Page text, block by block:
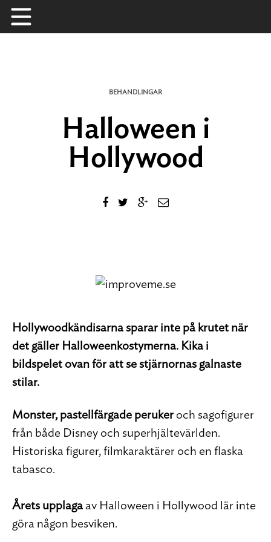
Skip
to
BEHANDLINGAR
Halloween i
Hollywood
Hollywoodkändisarna sparar inte på krutet när
det gäller Halloweenkostymerna. Kika i
bildspelet ovan för att se stjärnornas galnaste
stilar.
Monster, pastellfärgade peruker och sagofigurer
från både Disney och superhjältevärlden.
Historiska figurer, filmkaraktärer och en flaska
tabasco.
Årets upplaga av Halloween i Hollywood lär inte
göra någon besviken.